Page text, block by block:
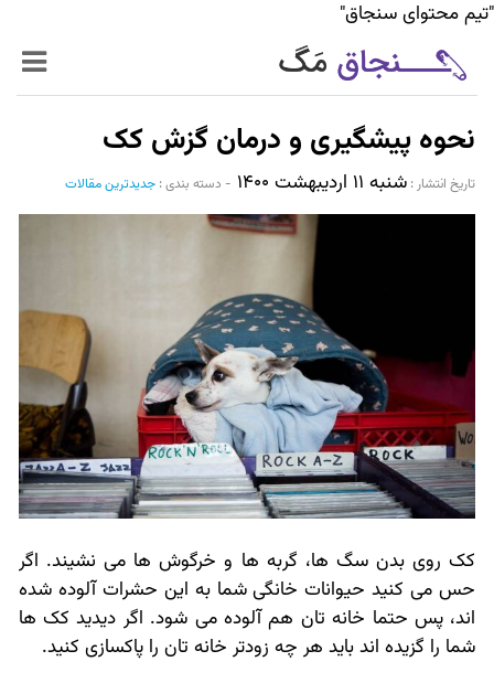
"تیم محتوای سنجاق"
زنده‌تر
حرفه‌ای‌تر
سیر تا پیاز خدمات
بازار آنلاین سنجاق
نحوه پیشگیری و درمان گزش کک
تاریخ انتشار :‌ شنبه ۱۱ اردیبهشت ۱۴۰۰ - دسته بندی : جدیدترین مقالات
کک روی بدن سگ ها، گربه ها و خرگوش ها می نشیند. اگر
حس می کنید حیوانات خانگی شما به این حشرات آلوده شده
اند، پس حتما خانه تان هم آلوده می شود. اگر دیدید کک ها
شما را گزیده اند باید هر چه زودتر خانه تان را پاکسازی کنید.